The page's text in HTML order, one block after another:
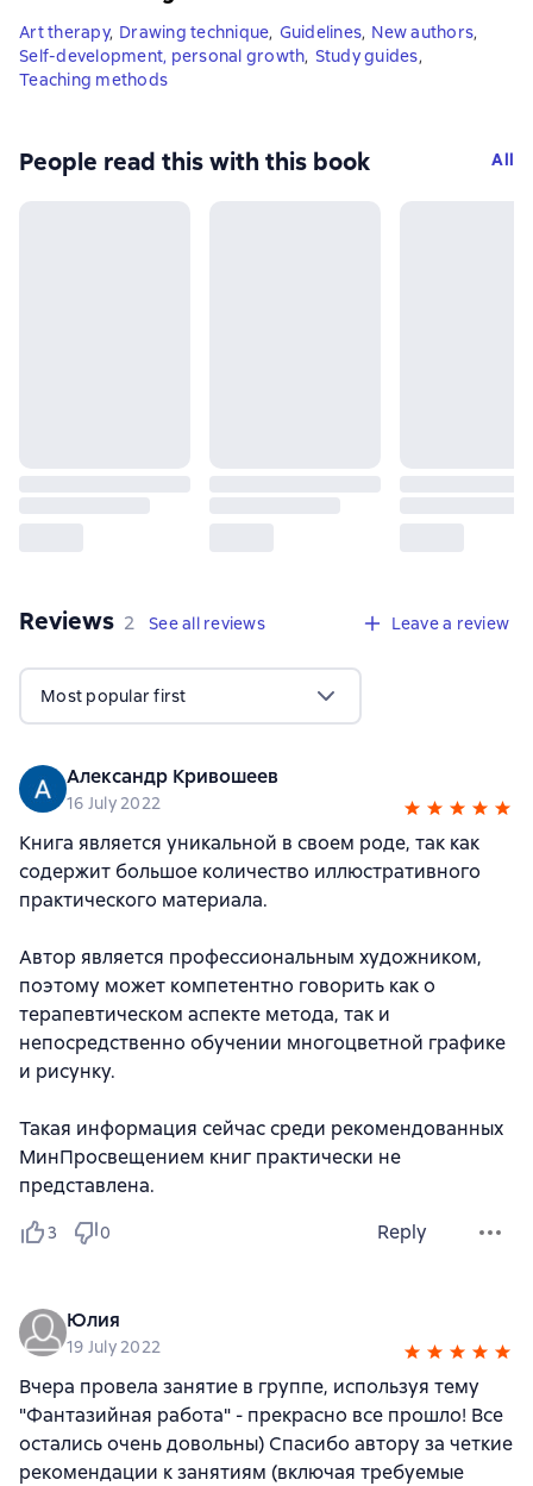
Art therapy, Drawing technique, Guidelines, New authors,
Self-development, personal growth, Study guides,
Teaching methods
People read this with this book All
Reviews 2 reviews
2 See all reviews Leave a review
Most popular first
Александр Кривошеев
16 July 2022
Книга является уникальной в своем роде, так как
содержит большое количество иллюстративного
практического материала.
Автор является профессиональным художником,
поэтому может компетентно говорить как о
терапевтическом аспекте метода, так и
непосредственно обучении многоцветной графике
и рисунку.
Такая информация сейчас среди рекомендованных
МинПросвещением книг практически не
представлена.
3 0 Reply
Юлия
19 July 2022
Вчера провела занятие в группе, используя тему
"Фантазийная работа" - прекрасно все прошло! Все
остались очень довольны) Спасибо автору за четкие
рекомендации к занятиям (включая требуемые